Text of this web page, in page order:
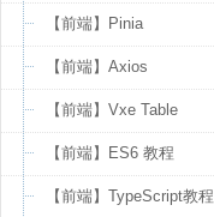
【前端】Pinia
【前端】Axios
【前端】Vxe Table
【前端】ES6 教程
【前端】TypeScript教程